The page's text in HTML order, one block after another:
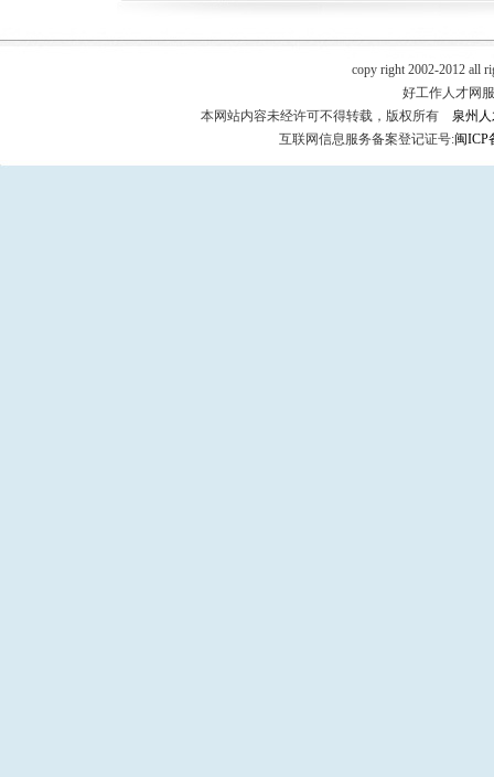
copy right 2002-2012 all
好工作人才网
本网站内容未经许可不得转载，版权所有
泉州
互联网信息服务备案登记证号:闽ICP